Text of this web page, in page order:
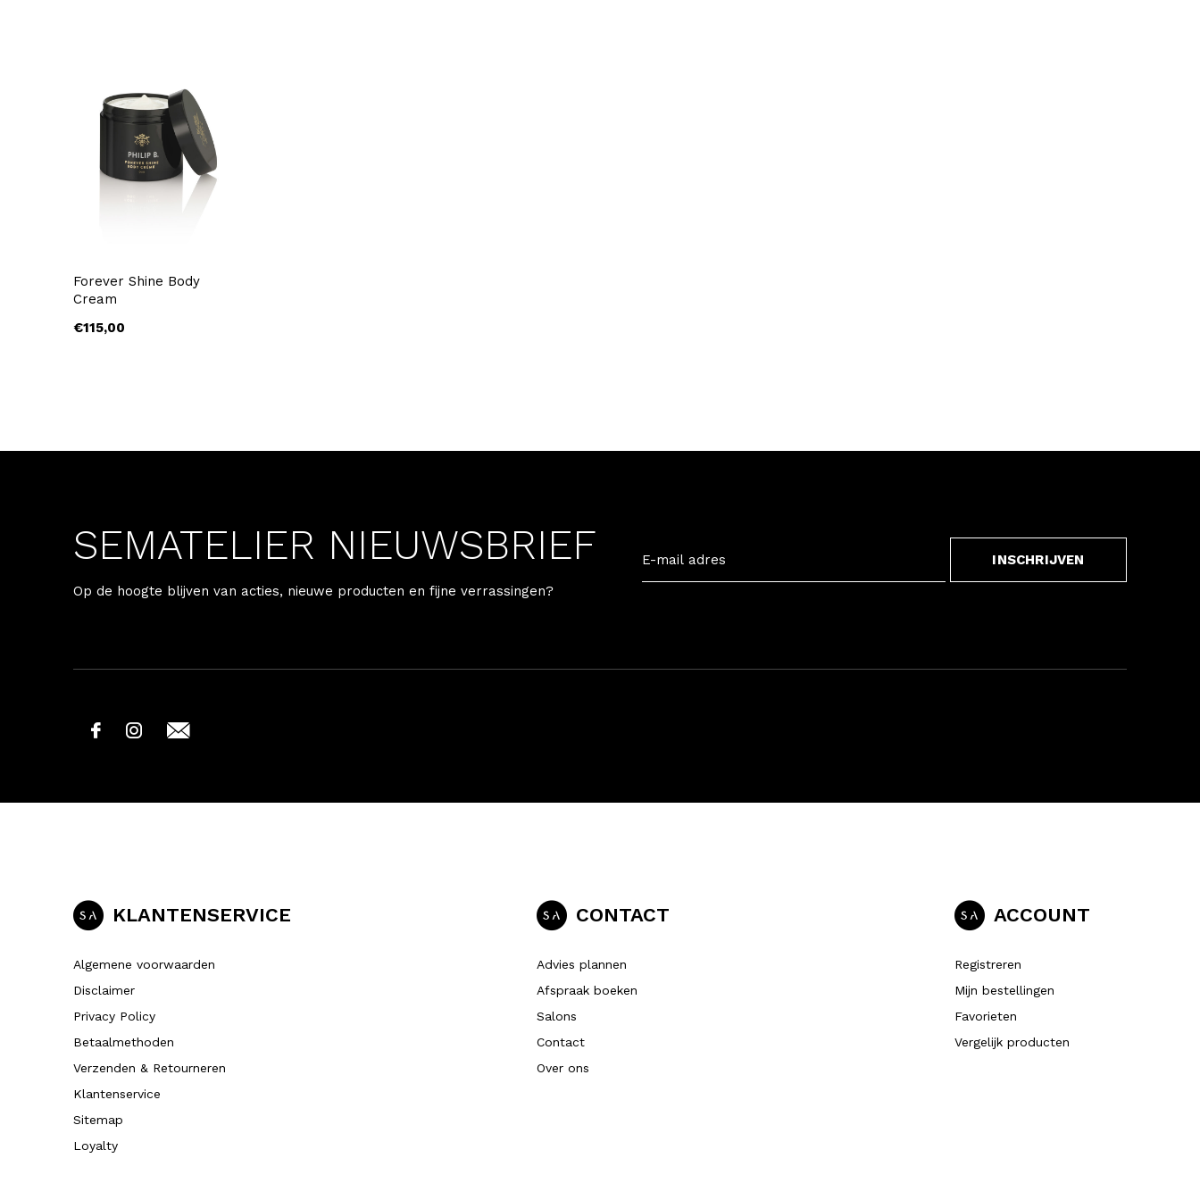
Forever Shine Body
Cream
€115,00
SEMATELIER NIEUWSBRIEF
Op de hoogte blijven van acties, nieuwe producten en fijne verrassingen?
INSCHRIJVEN
KLANTENSERVICE
Algemene voorwaarden
Disclaimer
Privacy Policy
Betaalmethoden
Verzenden & Retourneren
Klantenservice
Sitemap
Loyalty
CONTACT
Advies plannen
Afspraak boeken
Salons
Contact
Over ons
ACCOUNT
Registreren
Mijn bestellingen
Favorieten
Vergelijk producten